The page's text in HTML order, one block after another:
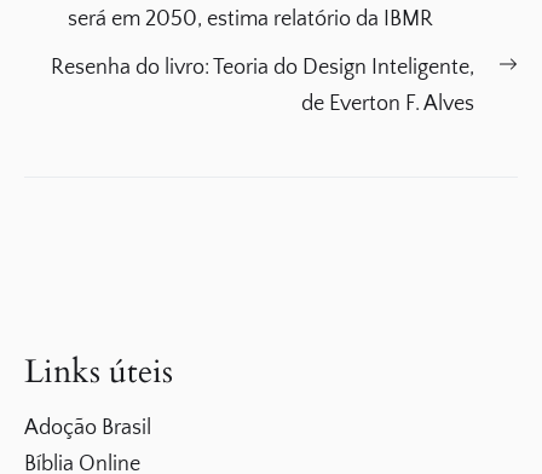
Post
será em 2050, estima relatório da IBMR
Resenha do livro: Teoria do Design Inteligente,
de Everton F. Alves
Links úteis
Adoção Brasil
Bíblia Online